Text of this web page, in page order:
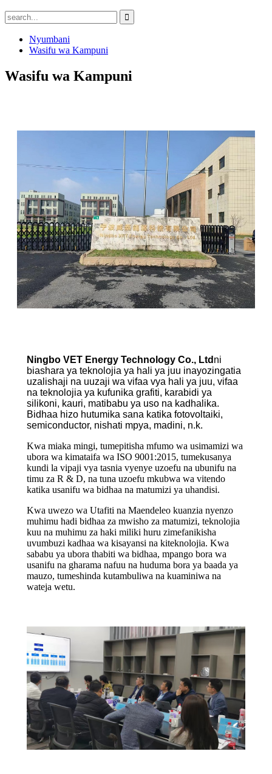
Nyumbani
Wasifu wa Kampuni
Wasifu wa Kampuni
Ningbo VET Energy Technology Co., Ltd ni
biashara ya teknolojia ya hali ya juu inayozingatia
uzalishaji na uuzaji wa vifaa vya hali ya juu, vifaa
na teknolojia ya kufunika grafiti, karabidi ya
silikoni, kauri, matibabu ya uso na kadhalika.
Bidhaa hizo hutumika sana katika fotovoltaiki,
semiconductor, nishati mpya, madini, n.k.
Kwa miaka mingi, tumepitisha mfumo wa usimamizi wa
ubora wa kimataifa wa ISO 9001:2015, tumekusanya
kundi la vipaji vya tasnia vyenye uzoefu na ubunifu na
timu za R & D, na tuna uzoefu mkubwa wa vitendo
katika usanifu wa bidhaa na matumizi ya uhandisi.
Kwa uwezo wa Utafiti na Maendeleo kuanzia nyenzo
muhimu hadi bidhaa za mwisho za matumizi, teknolojia
kuu na muhimu za haki miliki huru zimefanikisha
uvumbuzi kadhaa wa kisayansi na kiteknolojia. Kwa
sababu ya ubora thabiti wa bidhaa, mpango bora wa
usanifu na gharama nafuu na huduma bora ya baada ya
mauzo, tumeshinda kutambuliwa na kuaminiwa na
wateja wetu.